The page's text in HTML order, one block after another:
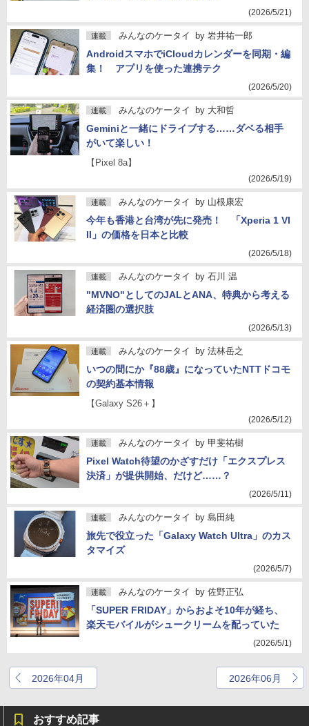
(2026/5/21)
連載 みんなのケータイ by 岩井祐一郎
AndroidスマホでiCloudカレンダーを同期・編
集！ アプリを使った連携テク
(2026/5/20)
連載 みんなのケータイ by 大和哲
Geminiと一緒にドライブする……ダベる相手
がいて楽しい！
【Pixel 8a】
(2026/5/19)
連載 みんなのケータイ by 山根康宏
今年も香港と台湾が先に発売！ 「Xperia 1 VI
II」の価格を日本と比較
(2026/5/18)
連載 みんなのケータイ by 石川 温
"MVNO"としてのJALとANA、特典から考える
経済圏の選択肢
(2026/5/13)
連載 みんなのケータイ by 法林岳之
いつの間にか『88歳』になっていたNTTドコモ
の契約基本情報
【Galaxy S26＋】
(2026/5/12)
連載 みんなのケータイ by 甲斐祐樹
Pixel Watch待望のかざすだけ「エクスプレス
決済」が提供開始、だけど……？
(2026/5/11)
連載 みんなのケータイ by 島田純
旅先で役立った「Galaxy Watch Ultra」のカス
タマイズ
(2026/5/7)
連載 みんなのケータイ by 佐野正弘
「SUPER FRIDAY」からおよそ10年が経ち、
楽天モバイルがシュークリームを配っていた
(2026/5/1)
2026年04月 2026年06月
おすすめ記事